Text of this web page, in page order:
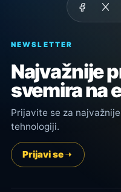
NEWSLETTER
Najvažnije
svemira na
Prijavite se za
tehnologiji.
Prijavi se